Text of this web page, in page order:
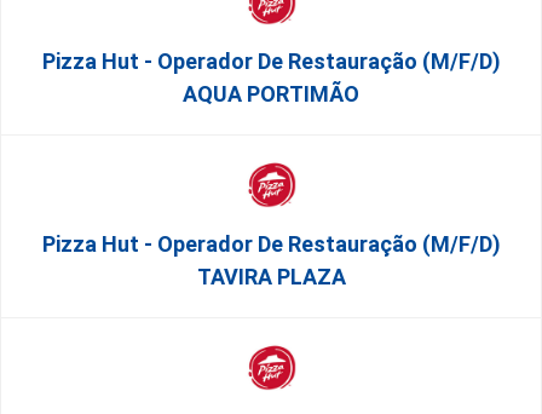
Pizza Hut - Operador De Restauração (m/f/d)
AQUA PORTIMÃO
Pizza Hut - Operador De Restauração (m/f/d)
TAVIRA PLAZA